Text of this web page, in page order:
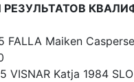
РЕЗУЛЬТАТОВ
FALLA Maiken
VISNAR Katja 1984